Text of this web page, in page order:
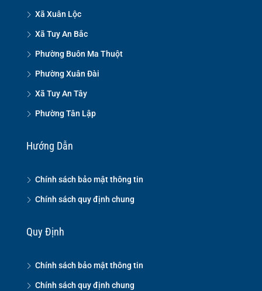
Xã Xuân Lộc
Xã Tuy An Bắc
Phường Buôn Ma Thuột
Phường Xuân Đài
Xã Tuy An Tây
Phường Tân Lập
Hướng Dẫn
Chính sách bảo mật thông tin
Chính sách quy định chung
Quy Định
Chính sách bảo mật thông tin
Chính sách quy định chung